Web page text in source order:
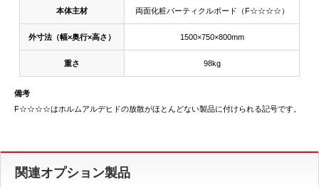
本体主材 両面化粧パーティクルボード（F☆☆☆☆）
外寸法（幅×奥行×高さ） 1500×750×800mm
重さ 98kg
備考
F☆☆☆☆はホルムアルデヒドの放散がほとんどない製品に付けられる記号です。
関連オプション製品